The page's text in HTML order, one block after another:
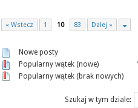
« Wstecz 1 10 83 Dalej »
Nowe posty
Popularny wątek (nowe)
Popularny wątek (brak nowych)
Szukaj w tym dziale: